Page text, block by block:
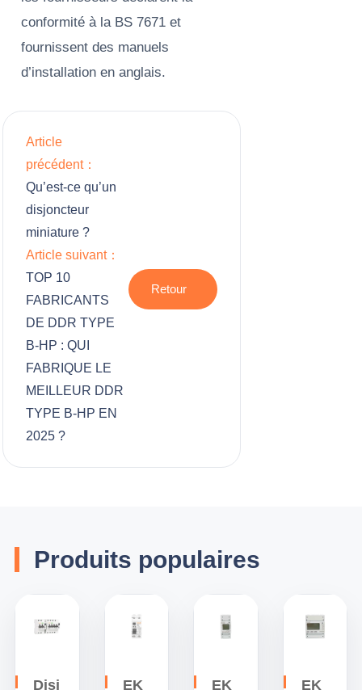
conformité à la BS 7671 et
fournissent des manuels
d’installation en anglais.
Article
précédent：
Qu’est-ce qu’un
disjoncteur
miniature ?
Article suivant：
TOP 10
FABRICANTS
DE DDR TYPE
B-HP : QUI
FABRIQUE LE
MEILLEUR DDR
TYPE B-HP EN
2025 ?
Retour
Produits populaires
Disj
EK
EK
EK